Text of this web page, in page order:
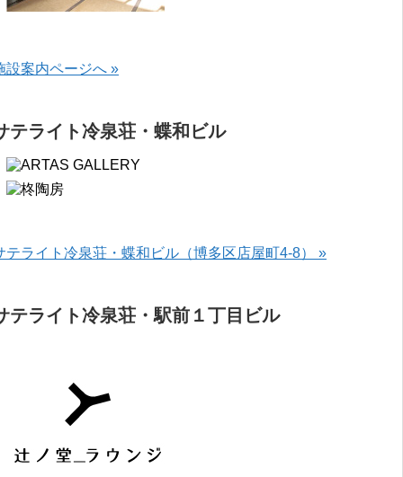
設案内ページへ »
テライト冷泉荘・蝶和ビル
テライト冷泉荘・蝶和ビル（博多区店屋町4-8） »
テライト冷泉荘・駅前１丁目ビル